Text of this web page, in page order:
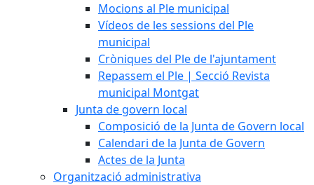
Mocions al Ple municipal
Vídeos de les sessions del Ple
municipal
Cròniques del Ple de l'ajuntament
Repassem el Ple | Secció Revista
municipal Montgat
Junta de govern local
Composició de la Junta de Govern local
Calendari de la Junta de Govern
Actes de la Junta
Organització administrativa